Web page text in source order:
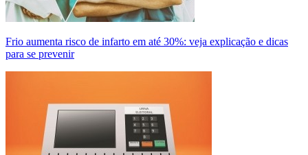
Frio aumenta risco de infarto em até 30%: veja explicação e dicas
para se prevenir